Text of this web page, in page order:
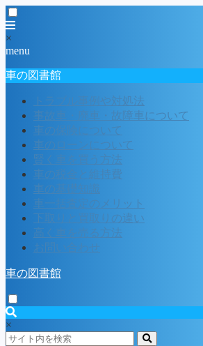
×
menu
車の図書館
トラブル事例や対処法
事故車・廃車・故障車について
車の保険について
車のローンについて
賢く車を買う方法
車の税金と維持費
車の基礎知識
車一括査定のメリット
下取りと買取りの違い
高く車を売る方法
お問い合わせ
車の図書館
×